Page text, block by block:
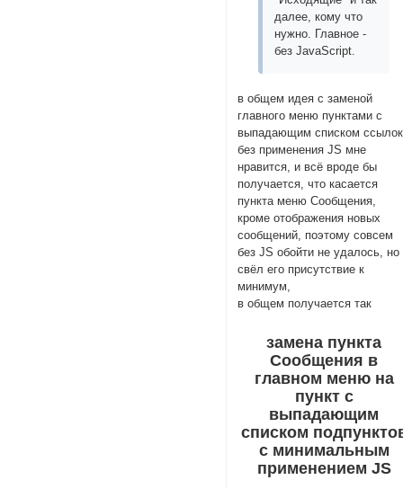
далее, кому что
нужно. Главное -
без JavaScript.
в общем идея с заменой
главного меню пунктами с
выпадающим списком ссылок
без применения JS мне
нравится, и всё вроде бы
получается, что касается
пункта меню Сообщения,
кроме отображения новых
сообщений, поэтому совсем
без JS обойти не удалось, но
свёл его присутствие к
минимум,
в общем получается так
замена пункта
Сообщения в
главном меню на
пункт с
выпадающим
списком
с минимальным
применением JS